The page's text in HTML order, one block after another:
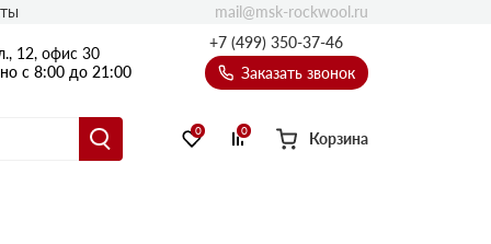
12, офис 30
с 8:00 до 21:00
+7 (499) 350-37-46
Заказать звонок
Балкон
Эсктра
Оптима
0 0 Корзина
mail@msk-rockwool.ru